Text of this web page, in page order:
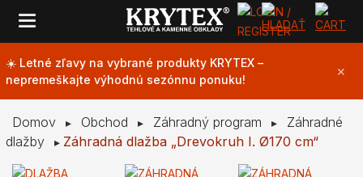
OBKLADY ✕
☀️ Letné zľavy na vybrané produkty KRYTEX –
nepremeškajte výhodnú sezónnu ponuku!
Domov ▸ Obchod ▸ Záhradný program ▸
Záhradné
dlažby
▸ Záhradná dlažba „Drevokruh I. Ø170 cm“